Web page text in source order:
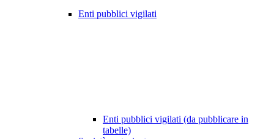
Enti pubblici vigilati
Enti pubblici vigilati (da pubblicare in
tabelle)